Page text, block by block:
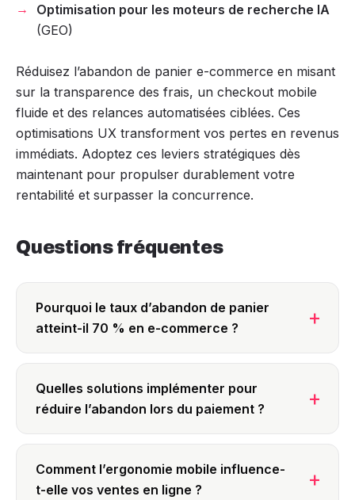
Optimisation pour les moteurs de recherche IA
(GEO)
Réduisez l’abandon de panier e-commerce en misant
sur la transparence des frais, un checkout mobile
fluide et des relances automatisées ciblées. Ces
optimisations UX transforment vos pertes en revenus
immédiats. Adoptez ces leviers stratégiques dès
maintenant pour propulser durablement votre
rentabilité et surpasser la concurrence.
Questions fréquentes
Pourquoi le taux d’abandon de panier
atteint-il 70 % en e-commerce ?
Quelles solutions implémenter pour
réduire l’abandon lors du paiement ?
Comment l’ergonomie mobile influence-
t-elle vos ventes en ligne ?